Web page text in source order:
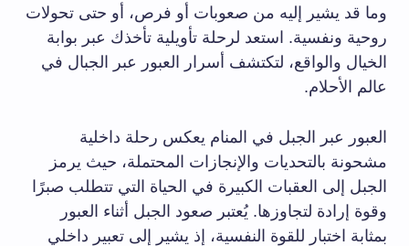
وما قد يشير إليه من صعوبات أو فرص، أو حتى تحولات
روحية ونفسية. استعد لرحلة تأويلية تأخذك عبر بوابة
الخيال والواقع، لتكتشف أسرار العبور عبر الجبال في
عالم الأحلام.
العبور عبر الجبل في المنام يعكس رحلة داخلية
مشحونة بالتحديات والإنجازات المحتملة، حيث يرمز
الجبل إلى العقبات الكبيرة في الحياة التي تتطلب صبرًا
وقوة إرادة لتجاوزها. يُعتبر صعود الجبل أثناء العبور
بمثابة اختبار للقوة النفسية، إذ يشير إلى تعبير داخلي